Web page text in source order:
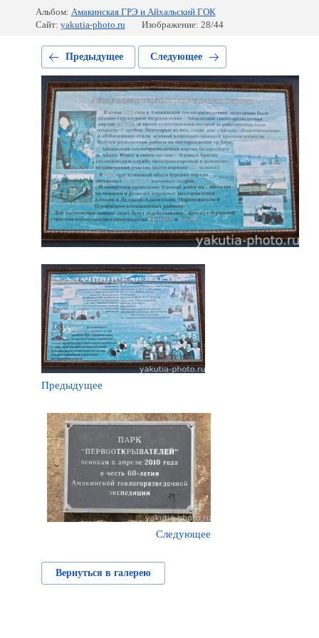
Альбом: Амакинская ГРЭ и Айхальский ГОК
Сайт: yakutia-photo.ru Изображение: 28/44
Предыдущее Следующее
Предыдущее
Следующее
Вернуться в галерею